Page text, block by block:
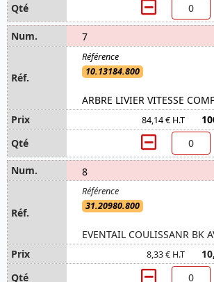
7
10.13184.800
ARBRE LIVIER VITESSE
84,14 € H.T
8
31.20980.800
EVENTAIL COULISSANR BK
8,33 € H.T